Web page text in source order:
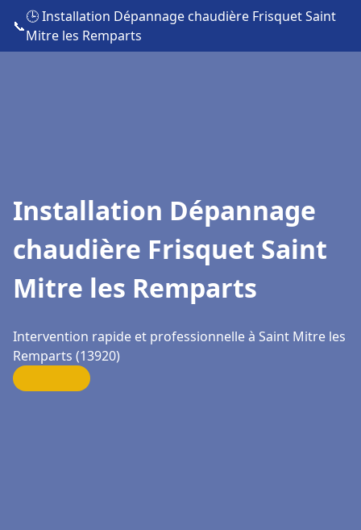
📞
🕒 Installation Dépannage chaudière Frisquet Saint
Mitre les Remparts
Installation Dépannage
chaudière Frisquet Saint
Mitre les Remparts
Intervention rapide et professionnelle à Saint Mitre les
Remparts (13920)